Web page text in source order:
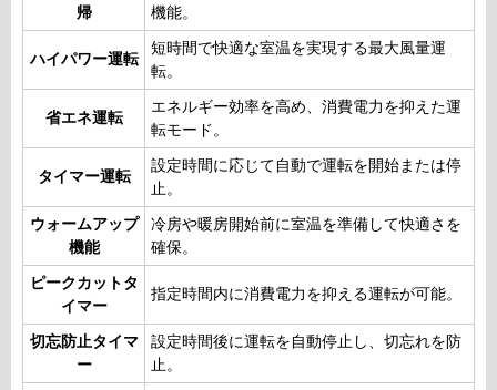
帰
機能。
ハイパワー運転
短時間で快適な室温を実現する最大風量運
転。
省エネ運転
エネルギー効率を高め、消費電力を抑えた運
転モード。
タイマー運転
設定時間に応じて自動で運転を開始または停
止。
ウォームアップ
機能
冷房や暖房開始前に室温を準備して快適さを
確保。
ピークカットタ
イマー
指定時間内に消費電力を抑える運転が可能。
切忘防止タイマ
ー
設定時間後に運転を自動停止し、切忘れを防
止。